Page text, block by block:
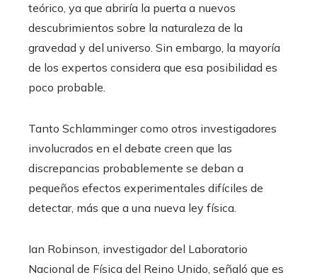
teórico, ya que abriría la puerta a nuevos
descubrimientos sobre la naturaleza de la
gravedad y del universo. Sin embargo, la mayoría
de los expertos considera que esa posibilidad es
poco probable.
Tanto Schlamminger como otros investigadores
involucrados en el debate creen que las
discrepancias probablemente se deban a
pequeños efectos experimentales difíciles de
detectar, más que a una nueva ley física.
Ian Robinson, investigador del Laboratorio
Nacional de Física del Reino Unido, señaló que es